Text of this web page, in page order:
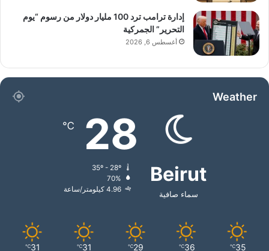
إدارة ترامب ترد 100 مليار دولار من رسوم “يوم
التحرير” الجمركية
أغسطس 6, 2026
Weather
Beirut
سماء صافية
28
℃
70%
4.96 كيلومتر/ساعة
35
℃
36
℃
29
℃
31
℃
31
℃